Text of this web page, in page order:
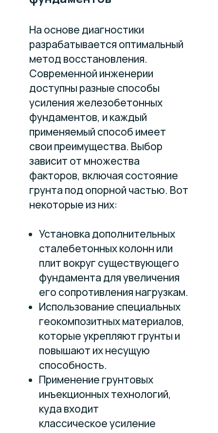
На основе диагностики
разрабатывается оптимальный
метод восстановления.
Современной инженерии
доступны разные способы
усиления железобетонных
фундаментов, и каждый
применяемый способ имеет
свои преимущества. Выбор
зависит от множества
факторов, включая состояние
грунта под опорной частью. Вот
некоторые из них:
Установка дополнительных
сталебетонных колонн или
плит вокруг существующего
фундамента для увеличения
его сопротивления нагрузкам.
Использование специальных
геокомпозитных материалов,
которые укрепляют грунты и
повышают их несущую
способность.
Применение грунтовых
инъекционных технологий,
куда входит
классическое усиление